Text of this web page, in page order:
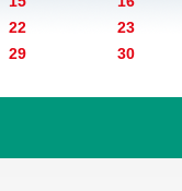
22
23
29 30